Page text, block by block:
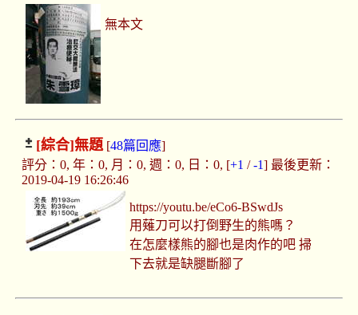
無本文
[綜合]無題[48篇回應]
評分：0, 年：0, 月：0, 週：0, 日：0, [+1 /-1] 最後更新：
2019-04-19 16:26:46
https://youtu.be/eCo6-BSwdJs
用薙刀可以打倒野生的熊嗎？
在怎麼樣熊的腳也是肉作的吧 掃
下去就是缺腿斷腳了